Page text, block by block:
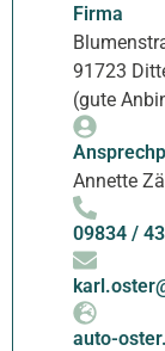
Firma
91723
(gute
Annette
09834 /
auto-